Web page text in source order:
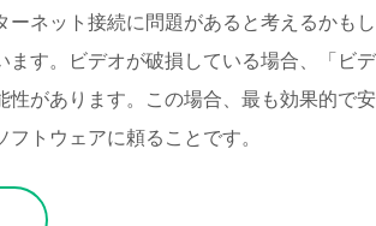
ネット接続に問題があると考えるかも
す。ビデオが破損している場合、「ビ
があります。この場合、最も効果的で
トウェアに頼ることです。